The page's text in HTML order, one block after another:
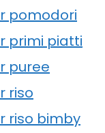
pomodori
primi piatti
puree
riso
riso bimby